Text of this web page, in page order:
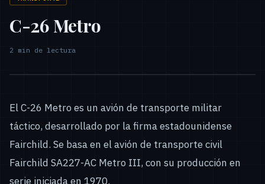
C-26 Metro
2 min de lectura
El C-26 Metro es un avión de transporte militar
táctico, desarrollado por la firma estadounidense
Fairchild. Se basa en el avión de transporte civil
Fairchild SA227-AC Metro III, con su producción en
serie iniciada en 1970.